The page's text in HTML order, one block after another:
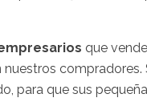
que
para que sus